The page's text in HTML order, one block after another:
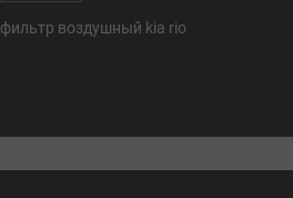
фильтр воздушный kia rio